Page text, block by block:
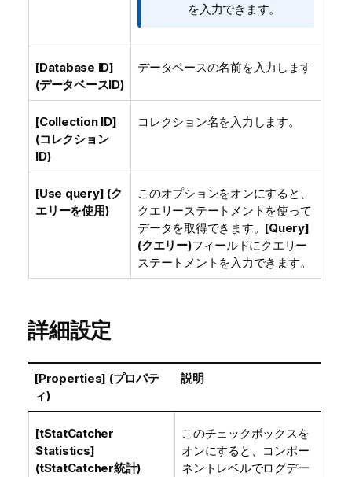
を入力できます。
[Database ID]
(データベースID)
データベースの名前を入力します
[Collection ID]
(コレクション
ID)
コレクション名を入力します。
[Use query] (ク
エリーを使用)
このオプションをオンにすると、
クエリーステートメントを使って
データを取得できます。 [Query]
(クエリー)フィールドにクエリー
ステートメントを入力できます。
詳細設定
[Properties] (プロパテ
ィ)
説明
[tStatCatcher
Statistics]
(tStatCatcher統計)
このチェックボックスを
オンにすると、コンポー
ネントレベルでログデー